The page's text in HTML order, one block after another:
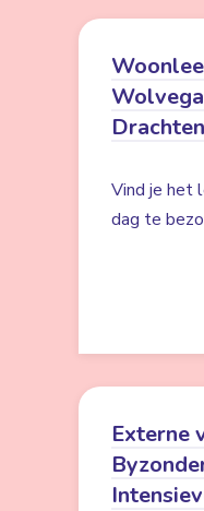
Drachten
Vind je het
dag te
Externe